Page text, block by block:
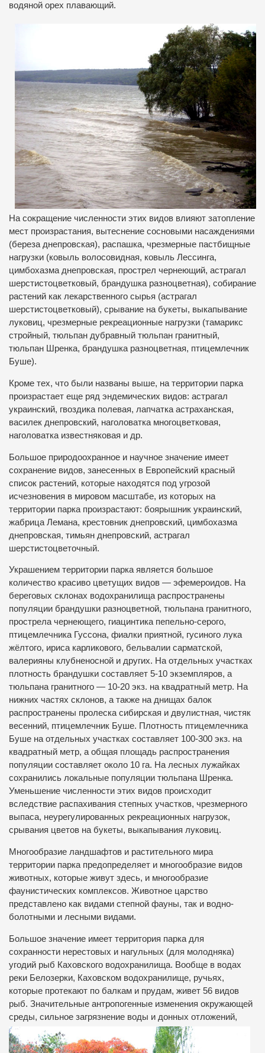
водяной орех плавающий.
На сокращение численности этих видов влияют затопление
мест произрастания, вытеснение сосновыми насаждениями
(береза днепровская), распашка, чрезмерные пастбищные
нагрузки (ковыль волосовидная, ковыль Лессинга,
цимбохазма днепровская, прострел чернеющий, астрагал
шерстистоцветковый, брандушка разноцветная), собирание
растений как лекарственного сырья (астрагал
шерстистоцветковый), срывание на букеты, выкапывание
луковиц, чрезмерные рекреационные нагрузки (тамарикс
стройный, тюльпан дубравный тюльпан гранитный,
тюльпан Шренка, брандушка разноцветная, птицемлечник
Буше).
Кроме тех, что были названы выше, на территории парка
произрастает еще ряд эндемических видов: астрагал
украинский, гвоздика полевая, лапчатка астраханская,
василек днепровский, наголоватка многоцветковая,
наголоватка известняковая и др.
Большое природоохранное и научное значение имеет
сохранение видов, занесенных в Европейский красный
список растений, которые находятся под угрозой
исчезновения в мировом масштабе, из которых на
территории парка произрастают: боярышник украинский,
жабрица Лемана, крестовник днепровский, цимбохазма
днепровская, тимьян днепровский, астрагал
шерстистоцветочный.
Украшением территории парка является большое
количество красиво цветущих видов — эфемероидов. На
береговых склонах водохранилища распространены
популяции брандушки разноцветной, тюльпана гранитного,
прострела чернеющего, гиацинтика пепельно-серого,
птицемлечника Гуссона, фиалки приятной, гусиного лука
жёлтого, ириса карликового, бельвалии сарматской,
валерияны клубненосной и других. На отдельных участках
плотность брандушки составляет 5-10 экземпляров, а
тюльпана гранитного — 10-20 экз. на квадратный метр. На
нижних частях склонов, а также на днищах балок
распространены пролеска сибирская и двулистная, чистяк
весенний, птицемлечник Буше. Плотность птицемлечника
Буше на отдельных участках составляет 100-300 экз. на
квадратный метр, а общая площадь распространения
популяции составляет около 10 га. На лесных лужайках
сохранились локальные популяции тюльпана Шренка.
Уменьшение численности этих видов происходит
вследствие распахивания степных участков, чрезмерного
выпаса, неурегулированных рекреационных нагрузок,
срывания цветов на букеты, выкапывания луковиц.
Многообразие ландшафтов и растительного мира
территории парка предопределяет и многообразие видов
животных, которые живут здесь, и многообразие
фаунистических комплексов. Животное царство
представлено как видами степной фауны, так и водно-
болотными и лесными видами.
Большое значение имеет территория парка для
сохранности нерестовых и нагульных (для молодняка)
угодий рыб Каховского водохранилища. Вообще в водах
реки Белозерки, Каховском водохранилище, ручьях,
которые протекают по балкам и прудам, живет 56 видов
рыб. Значительные антропогенные изменения окружающей
среды, сильное загрязнение воды и донных отложений,